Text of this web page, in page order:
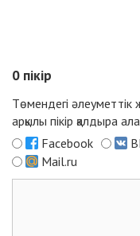
0 пікір
Төмендегі әлеуметтік
арқылы пікір қалдыра
Facebook
Mail.ru